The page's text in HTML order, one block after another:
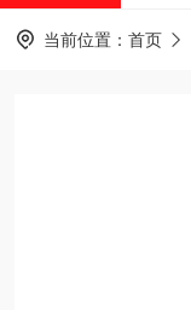
当前位置： 首页